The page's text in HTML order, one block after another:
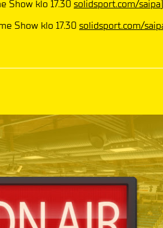
Show klo 17.30 solidsport.com/saipa)
Show klo 17.30 solidsport.com/